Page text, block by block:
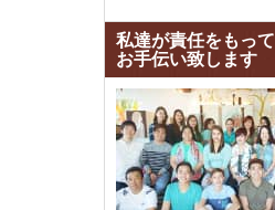
私達が責任をもって
お手伝い致します